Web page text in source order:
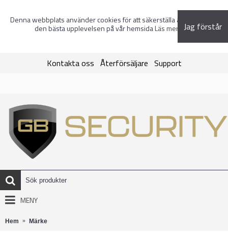
Denna webbplats använder cookies för att säkerställa att du får
den bästa upplevelsen på vår hemsidaLäs mer Jag förstår
Kontakta oss Återförsäljare Support
MENY
Hem Märke